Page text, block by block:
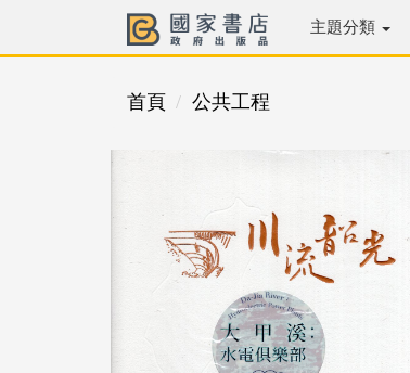
主題分類
首頁 公共工程